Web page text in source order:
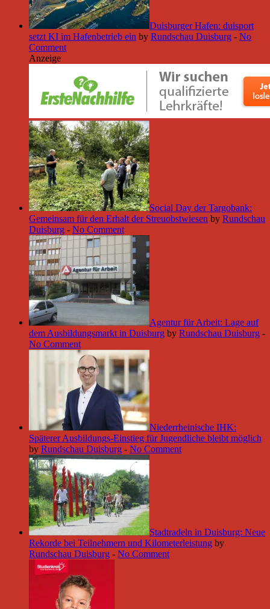
Duisburger Hafen: duisport
setzt KI im Hafenbetrieb ein by Rundschau Duisburg - No
Comment
Anzeige
Social Day der Targobank:
Gemeinsam für den Erhalt der Streuobstwiesen by Rundschau
Duisburg - No Comment
Agentur für Arbeit: Lage auf
dem Ausbildungsmarkt in Duisburg by Rundschau Duisburg -
No Comment
Niederrheinische IHK:
Späterer Ausbildungs-Einstieg für Jugendliche bleibt möglich
by Rundschau Duisburg - No Comment
Stadtradeln in Duisburg: Neue
Rekorde bei Teilnehmern und Kilometerleistung by
Rundschau Duisburg - No Comment